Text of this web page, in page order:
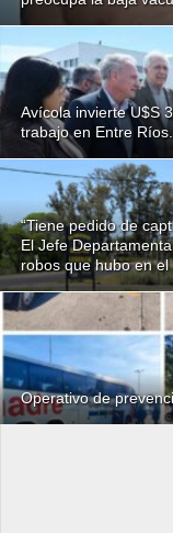
Avícola invierte U$S
trabajo en Entre Ríos.
“Tiene pedido de
El Jefe
robos que hubo en el
Operativo de